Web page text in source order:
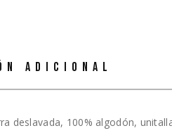
ADICIONAL
deslavada, 100% algodón,